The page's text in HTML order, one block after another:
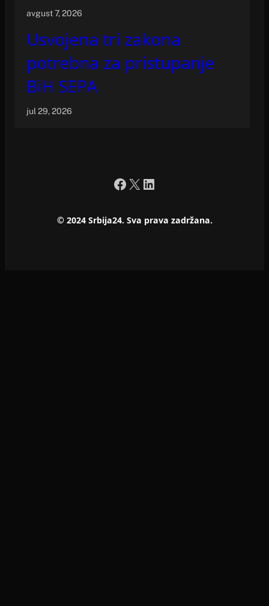
avgust 7, 2026
Usvojena tri zakona
potrebna za pristupanje
BiH SEPA
jul 29, 2026
Facebook
X LinkedIn
© 2024 Srbija24. Sva prava zadržana.